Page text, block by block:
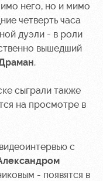
него, но и мимо
четверть часа
дуэли - в роли
вышедший
.
сыграли также
на просмотре в
с
- появятся в